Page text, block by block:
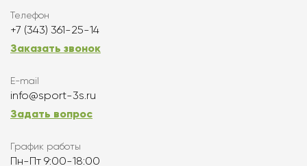
Телефон
+7 (343) 361-25-14
Заказать звонок
E-mail
info@sport-3s.ru
Задать вопрос
График работы
Пн-Пт 9:00-18:00